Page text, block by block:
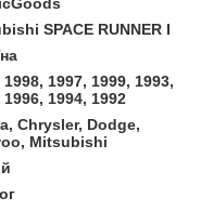
SPACE RUNNER I
1998, 1997, 1999, 1993,
1996, 1994, 1992
Chrysler, Dodge,
Mitsubishi